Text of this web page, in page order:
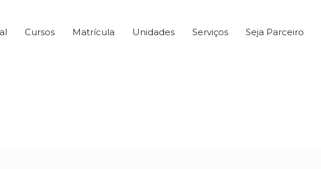
Cursos Matrícula Unidades Serviços Seja Parceiro